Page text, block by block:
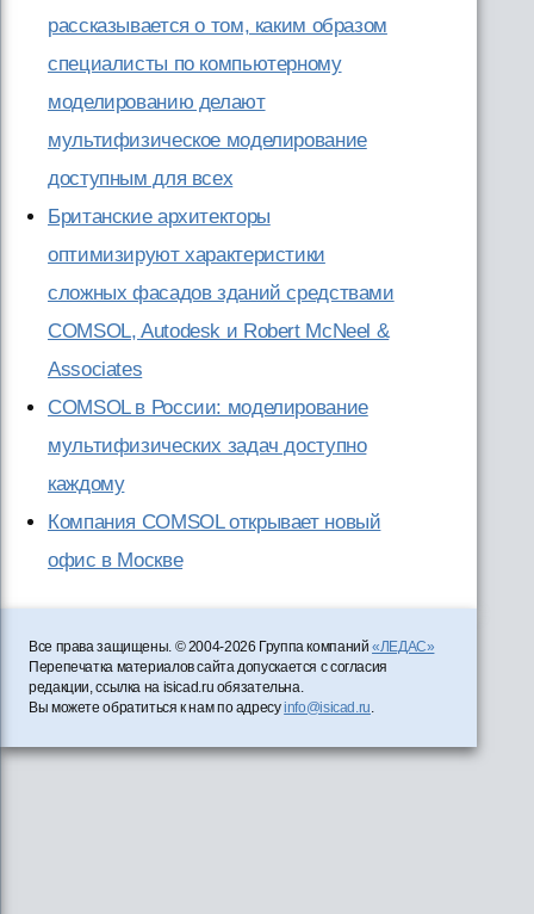
рассказывается о том, каким образом
специалисты по компьютерному
моделированию делают
мультифизическое моделирование
доступным для всех
Британские архитекторы
оптимизируют характеристики
сложных фасадов зданий средствами
COMSOL, Autodesk и Robert McNeel &
Associates
COMSOL в России: моделирование
мультифизических задач доступно
каждому
Компания COMSOL открывает новый
офис в Москве
Все права защищены. © 2004-2026 Группа компаний«ЛЕДАС»
Перепечатка материалов сайта допускается с согласия
редакции, ссылка на isicad.ru обязательна.
Вы можете обратиться к нам по адресуinfo@isicad.ru